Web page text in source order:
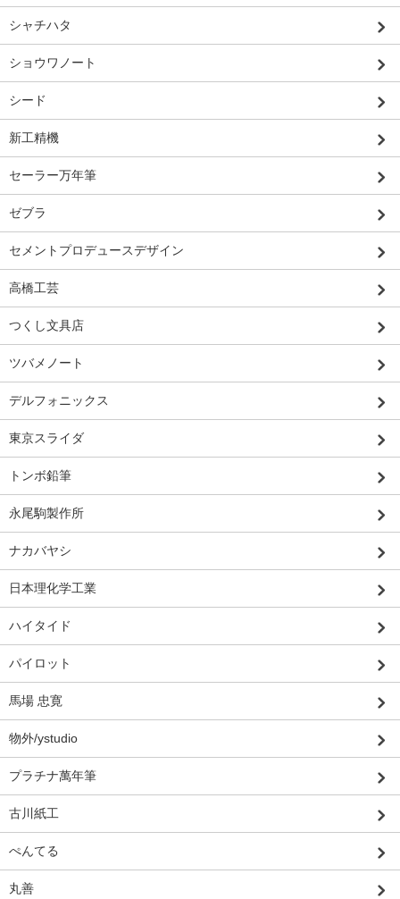
シャチハタ
ショウワノート
シード
新工精機
セーラー万年筆
ゼブラ
セメントプロデュースデザイン
高橋工芸
つくし文具店
ツバメノート
デルフォニックス
東京スライダ
トンボ鉛筆
永尾駒製作所
ナカバヤシ
日本理化学工業
ハイタイド
パイロット
馬場 忠寛
物外/ystudio
プラチナ萬年筆
古川紙工
ぺんてる
丸善